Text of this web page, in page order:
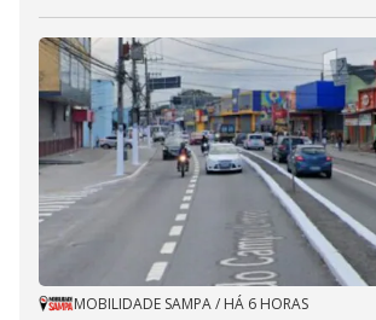
MOBILIDADE SAMPA/ HÁ 6 HORAS